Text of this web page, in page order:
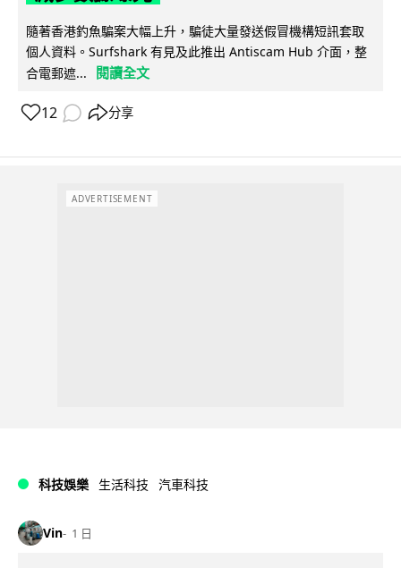
隨著香港釣魚騙案大幅上升，騙徒大量發送假冒機構短訊套取
個人資料。Surfshark 有見及此推出 Antiscam Hub 介面，整
合電郵遮...
閱讀全文
12 分享
ADVERTISEMENT
科技娛樂 生活科技 汽車科技
Vin 1 日